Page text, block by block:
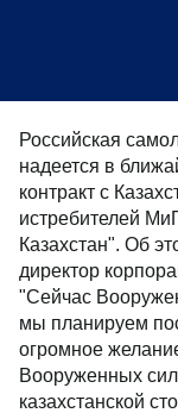
Российская
надеется в
контракт с
истребителей
Казахстан". Об
директор
"Сейчас
мы планируем
огромное
Вооруженных
казахстанской